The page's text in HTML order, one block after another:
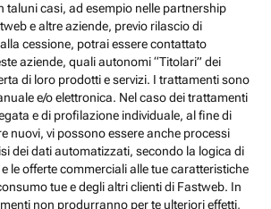
taluni casi, ad esempio nelle partnership
e altre aziende, previo rilascio di
cessione, potrai essere contattato
aziende, quali autonomi “Titolari” dei
di loro prodotti e servizi. I trattamenti sono
e/o elettronica. Nel caso dei trattamenti
e di profilazione individuale, al fine di
nuovi, vi possono essere anche processi
dei dati automatizzati, secondo la logica di
le offerte commerciali alle tue caratteristiche
tue e degli altri clienti di Fastweb. In
non produrranno per te ulteriori effetti,